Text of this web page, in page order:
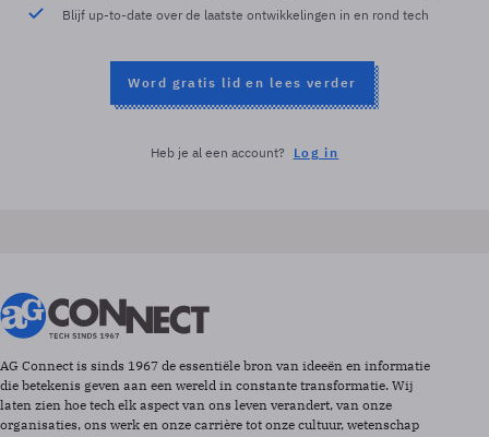
Blijf up-to-date over de laatste ontwikkelingen in en rond tech
Word gratis lid en lees verder
Heb je al een account? Log in
AG Connect is sinds 1967 de essentiële bron van ideeën en informatie
die betekenis geven aan een wereld in constante transformatie. Wij
laten zien hoe tech elk aspect van ons leven verandert, van onze
organisaties, ons werk en onze carrière tot onze cultuur, wetenschap